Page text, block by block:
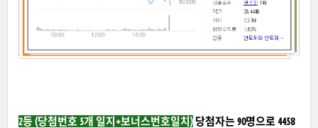
2등 (당첨번호 5개 일지+보너스번호일치) 당첨자는 90명으로 4458